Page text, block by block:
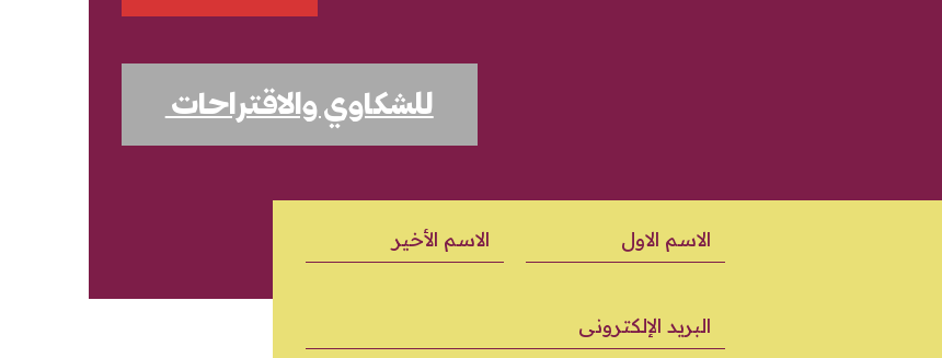
للشكاوي والاقتراحات